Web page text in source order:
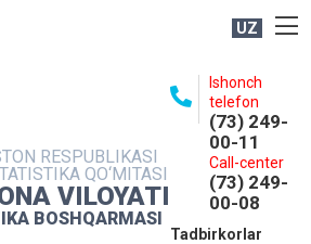
UZ
RESPUBLIKASI
QO‘MITASI
VILOYATI
BOSHQARMASI
Ishonch
telefon
(73) 249-
00-11
Call-center
(73) 249-
00-08
Tadbirkorlar
NASHRLAR
XIZMATLAR
MATBUOT XIZMATI